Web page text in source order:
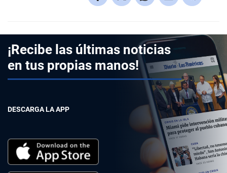
¡Recibe las últimas noticias
en tus propias manos!
DESCARGA LA APP